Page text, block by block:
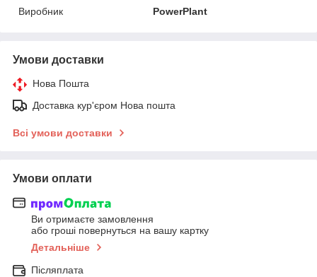
Виробник
PowerPlant
Умови доставки
Нова Пошта
Доставка кур'єром Нова пошта
Всі умови доставки
Умови оплати
Ви отримаєте замовлення
або гроші повернуться на вашу картку
Детальніше
Післяплата